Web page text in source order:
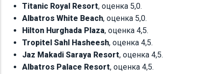
Titanic Royal Resort, оценка 5,0.
Albatros White Beach, оценка 5,0.
Hilton Hurghada Plaza, оценка 4,5.
Tropitel Sahl Hasheesh, оценка 4,5.
Jaz Makadi Saraya Resort, оценка 4,5.
Albatros Palace Resort, оценка 4,5.